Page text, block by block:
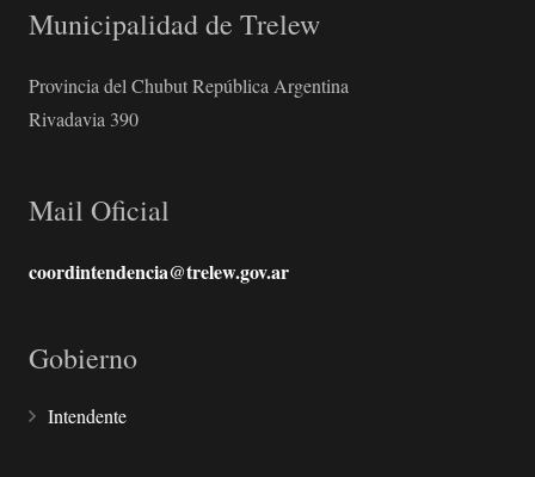
Municipalidad de Trelew
Provincia del Chubut República Argentina
Rivadavia 390
Mail Oficial
coordintendencia@trelew.gov.ar
Gobierno
Intendente